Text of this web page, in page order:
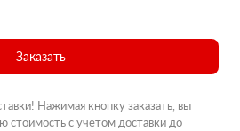
Заказать
Нажимая кнопку заказать, вы
стоимость с учетом доставки до